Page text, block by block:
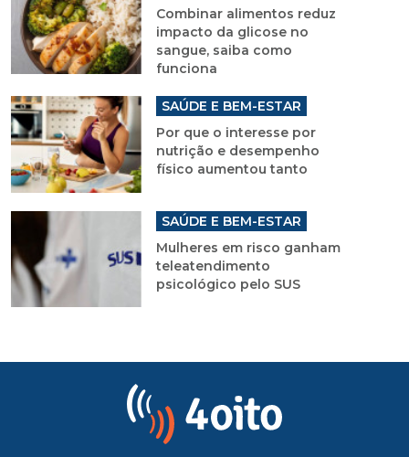
Combinar alimentos reduz
impacto da glicose no
sangue, saiba como
funciona
SAÚDE E BEM-ESTAR
Por que o interesse por
nutrição e desempenho
físico aumentou tanto
SAÚDE E BEM-ESTAR
Mulheres em risco ganham
teleatendimento
psicológico pelo SUS